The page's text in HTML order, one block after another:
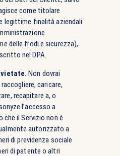
come titolare
legittime finalità aziendali
delle frodi e sicurezza),
nel DPA.
Non dovrai
caricare,
recapitare a, o
l’accesso a
che il Servizio non è
autorizzato a
di previdenza sociale
di patente o altri